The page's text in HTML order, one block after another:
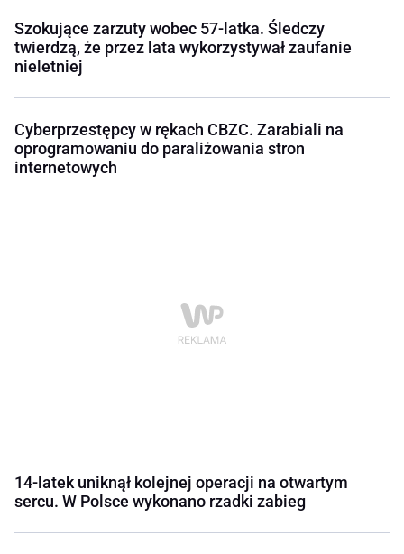
Szokujące zarzuty wobec 57-latka. Śledczy
twierdzą, że przez lata wykorzystywał zaufanie
nieletniej
Cyberprzestępcy w rękach CBZC. Zarabiali na
oprogramowaniu do paraliżowania stron
internetowych
14-latek uniknął kolejnej operacji na otwartym
sercu. W Polsce wykonano rzadki zabieg